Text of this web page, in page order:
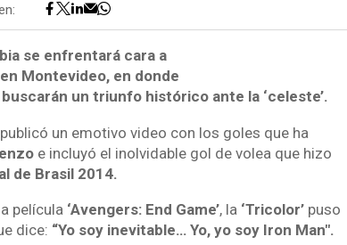
se enfrentará cara a
Montevideo, en donde
un triunfo histórico ante la ‘celeste’.
un emotivo video con los goles que ha
e incluyó el inolvidable gol de volea que hizo
de Brasil 2014.
película ‘Avengers: End Game’, la‘Tricolor’puso
dice: “Yo soy inevitable… Yo, yo soy Iron Man".